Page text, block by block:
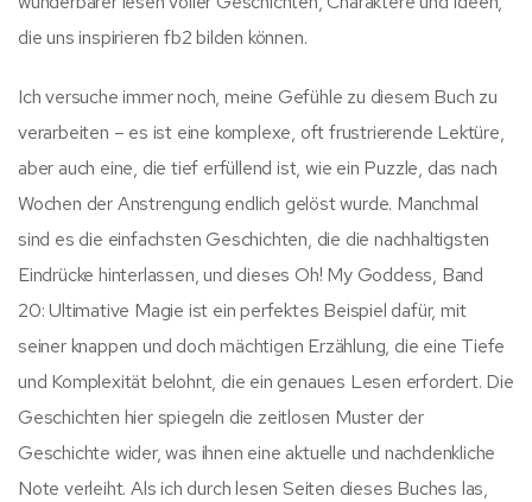
die uns inspirieren fb2 bilden können.
Ich versuche immer noch, meine Gefühle zu diesem Buch zu
verarbeiten – es ist eine komplexe, oft frustrierende Lektüre,
aber auch eine, die tief erfüllend ist, wie ein Puzzle, das nach
Wochen der Anstrengung endlich gelöst wurde. Manchmal
sind es die einfachsten Geschichten, die die nachhaltigsten
Eindrücke hinterlassen, und dieses Oh! My Goddess, Band
20: Ultimative Magie ist ein perfektes Beispiel dafür, mit
seiner knappen und doch mächtigen Erzählung, die eine Tiefe
und Komplexität belohnt, die ein genaues Lesen erfordert. Die
Geschichten hier spiegeln die zeitlosen Muster der
Geschichte wider, was ihnen eine aktuelle und nachdenkliche
Note verleiht. Als ich durch lesen Seiten dieses Buches las,